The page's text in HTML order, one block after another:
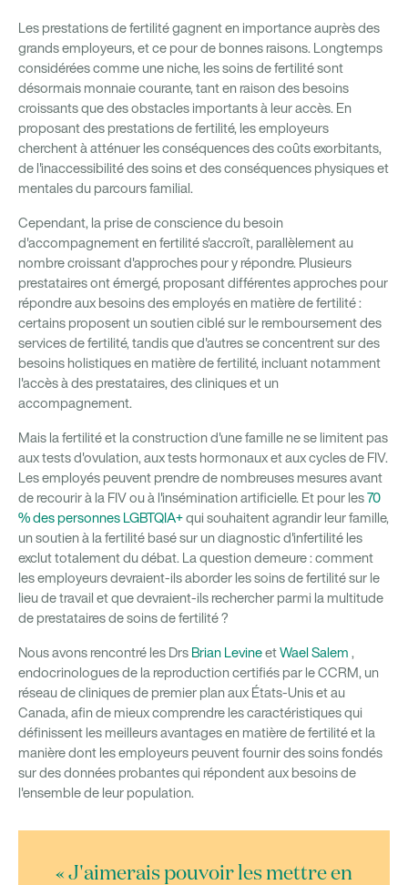
Les prestations de fertilité gagnent en importance auprès des
grands employeurs, et ce pour de bonnes raisons. Longtemps
considérées comme une niche, les soins de fertilité sont
désormais monnaie courante, tant en raison des besoins
croissants que des obstacles importants à leur accès. En
proposant des prestations de fertilité, les employeurs
cherchent à atténuer les conséquences des coûts exorbitants,
de l'inaccessibilité des soins et des conséquences physiques et
mentales du parcours familial.
Cependant, la prise de conscience du besoin
d'accompagnement en fertilité s'accroît, parallèlement au
nombre croissant d'approches pour y répondre. Plusieurs
prestataires ont émergé, proposant différentes approches pour
répondre aux besoins des employés en matière de fertilité :
certains proposent un soutien ciblé sur le remboursement des
services de fertilité, tandis que d'autres se concentrent sur des
besoins holistiques en matière de fertilité, incluant notamment
l'accès à des prestataires, des cliniques et un
accompagnement.
Mais la fertilité et la construction d'une famille ne se limitent pas
aux tests d'ovulation, aux tests hormonaux et aux cycles de FIV.
Les employés peuvent prendre de nombreuses mesures avant
de recourir à la FIV ou à l'insémination artificielle. Et pour les70
% des personnes LGBTQIA+qui souhaitent agrandir leur famille,
un soutien à la fertilité basé sur un diagnostic d'infertilité les
exclut totalement du débat. La question demeure : comment
les employeurs devraient-ils aborder les soins de fertilité sur le
lieu de travail et que devraient-ils rechercher parmi la multitude
de prestataires de soins de fertilité ?
Nous avons rencontré les Drs Brian LevineetWael Salem ,
endocrinologues de la reproduction certifiés par le CCRM, un
réseau de cliniques de premier plan aux États-Unis et au
Canada, afin de mieux comprendre les caractéristiques qui
définissent les meilleurs avantages en matière de fertilité et la
manière dont les employeurs peuvent fournir des soins fondés
sur des données probantes qui répondent aux besoins de
l'ensemble de leur population.
« J'aimerais pouvoir les mettre en